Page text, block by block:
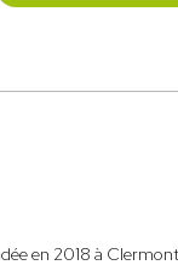
en 2018 à